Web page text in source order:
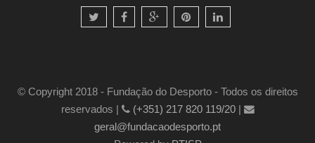
© Copyright 2018 - Fundação do Desporto - Todos os direitos
reservados |
(+351) 217 820 119/20|
geral@fundacaodesporto.pt